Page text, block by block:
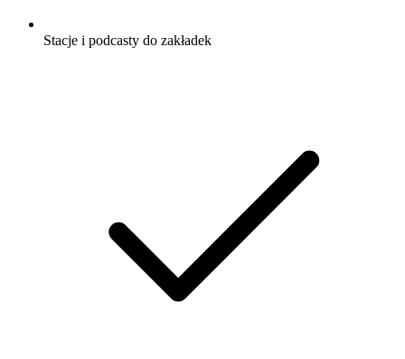
Stacje i podcasty do zakładek